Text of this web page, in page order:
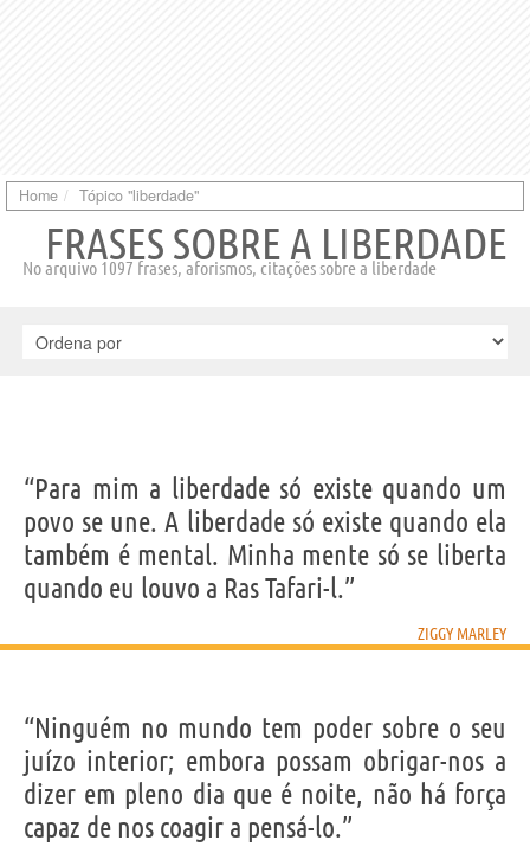
Home Tópico "liberdade"
FRASES SOBRE A LIBERDADE
No arquivo 1097 frases, aforismos, citações sobre a liberdade
“Para mim a liberdade só existe quando um
povo se une. A liberdade só existe quando ela
também é mental. Minha mente só se liberta
quando eu louvo a Ras Tafari-l.”
ZIGGY MARLEY
“Ninguém no mundo tem poder sobre o seu
juízo interior; embora possam obrigar-nos a
dizer em pleno dia que é noite, não há força
capaz de nos coagir a pensá-lo.”